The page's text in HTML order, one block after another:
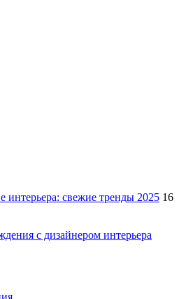
интерьера: свежие тренды 2025 16
с дизайнером интерьера